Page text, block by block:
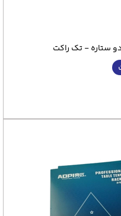
ستاره - تک راکت